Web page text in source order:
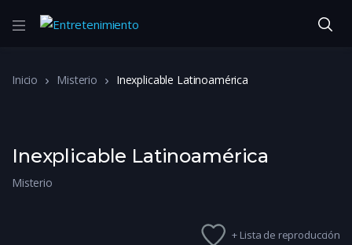
Inicio Misterio Inexplicable Latinoamérica
Inexplicable Latinoamérica
Misterio
+ Lista de reproducción